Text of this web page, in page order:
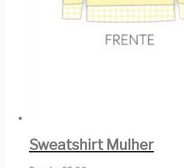
Sweatshirt Mulher